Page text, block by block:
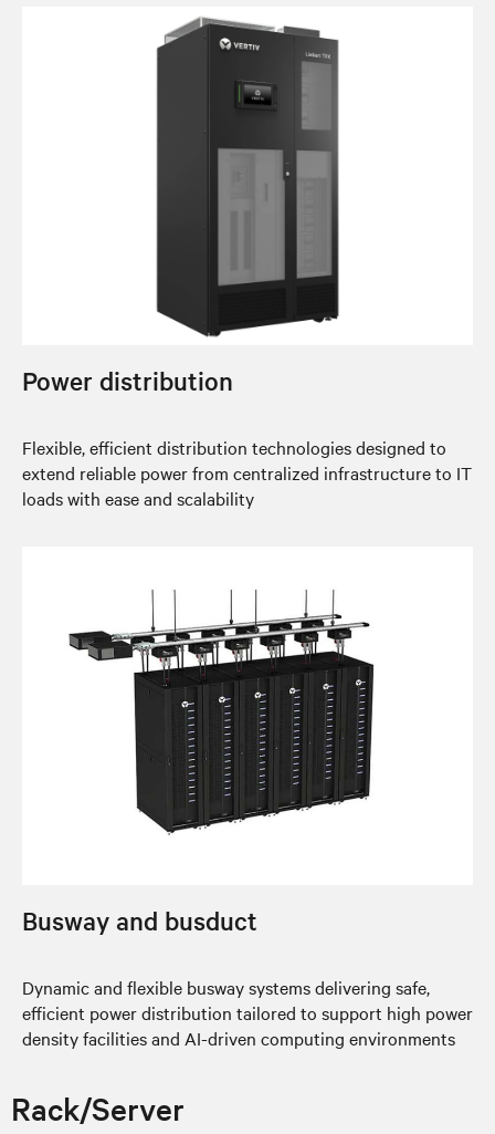
Power distribution
Flexible, efficient distribution technologies designed to
extend reliable power from centralized infrastructure to IT
loads with ease and scalability
Busway and busduct
Dynamic and flexible busway systems delivering safe,
efficient power distribution tailored to support high power
density facilities and AI-driven computing environments
Rack/Server